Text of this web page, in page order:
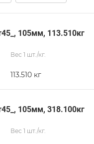
105мм, 113.510кг
Вес 1 шт./кг.
113.510 кг
105мм, 318.100кг
Вес 1 шт./кг.